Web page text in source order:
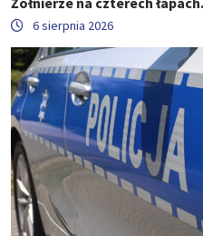
6 sierpnia 2026